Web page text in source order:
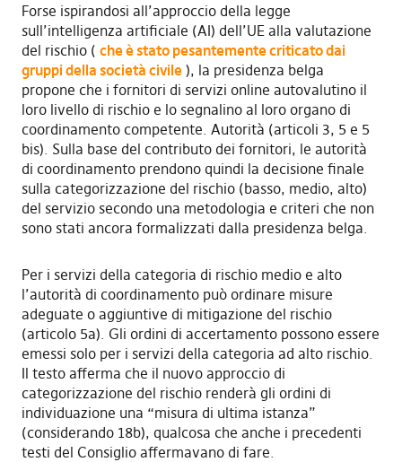
Forse ispirandosi all’approccio della legge
sull’intelligenza artificiale (AI) dell’UE alla valutazione
del rischio ( che è stato pesantemente criticato dai
gruppi della società civile), la presidenza belga
propone che i fornitori di servizi online autovalutino il
loro livello di rischio e lo segnalino al loro organo di
coordinamento competente. Autorità (articoli 3, 5 e 5
bis). Sulla base del contributo dei fornitori, le autorità
di coordinamento prendono quindi la decisione finale
sulla categorizzazione del rischio (basso, medio, alto)
del servizio secondo una metodologia e criteri che non
sono stati ancora formalizzati dalla presidenza belga.
Per i servizi della categoria di rischio medio e alto
l’autorità di coordinamento può ordinare misure
adeguate o aggiuntive di mitigazione del rischio
(articolo 5a). Gli ordini di accertamento possono essere
emessi solo per i servizi della categoria ad alto rischio.
Il testo afferma che il nuovo approccio di
categorizzazione del rischio renderà gli ordini di
individuazione una “misura di ultima istanza”
(considerando 18b), qualcosa che anche i precedenti
testi del Consiglio affermavano di fare.